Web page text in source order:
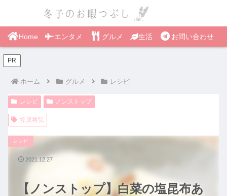
Home エンタメ グルメ 生活 お問い合わせ
PR
ホーム グルメ レシピ
レシピ ノンストップ
笠原将弘
【ノンストップ】白菜の塩昆布あ
レシピ
2021.12.27